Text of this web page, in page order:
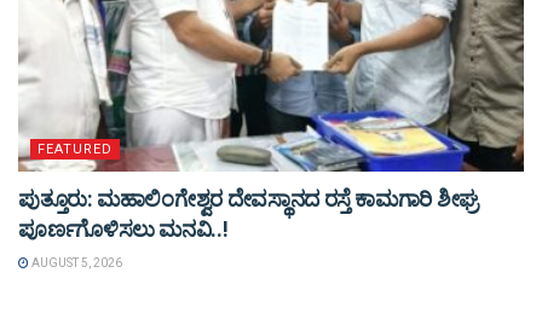
FEATURED
ಪುತ್ತೂರು: ಮಹಾಲಿಂಗೇಶ್ವರ ದೇವಸ್ಥಾನದ ರಸ್ತೆ ಕಾಮಗಾರಿ ಶೀಘ್ರ
ಪೂರ್ಣಗೊಳಿಸಲು ಮನವಿ..!
AUGUST 5, 2026